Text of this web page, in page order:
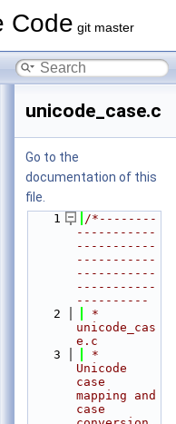
Code git master
unicode_case.c
Go to the
documentation of this
file.
    1
/*--------
-----------
-----------
-----------
-----------
-----------
----------
    2
*
unicode_cas
e.c
    3
*
Unicode
case
mapping and
case